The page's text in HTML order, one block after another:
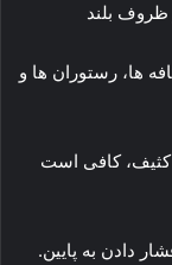
ظروف بلند
ها، رستوران ها و
کثیف، کافی است
دادن به پایین.